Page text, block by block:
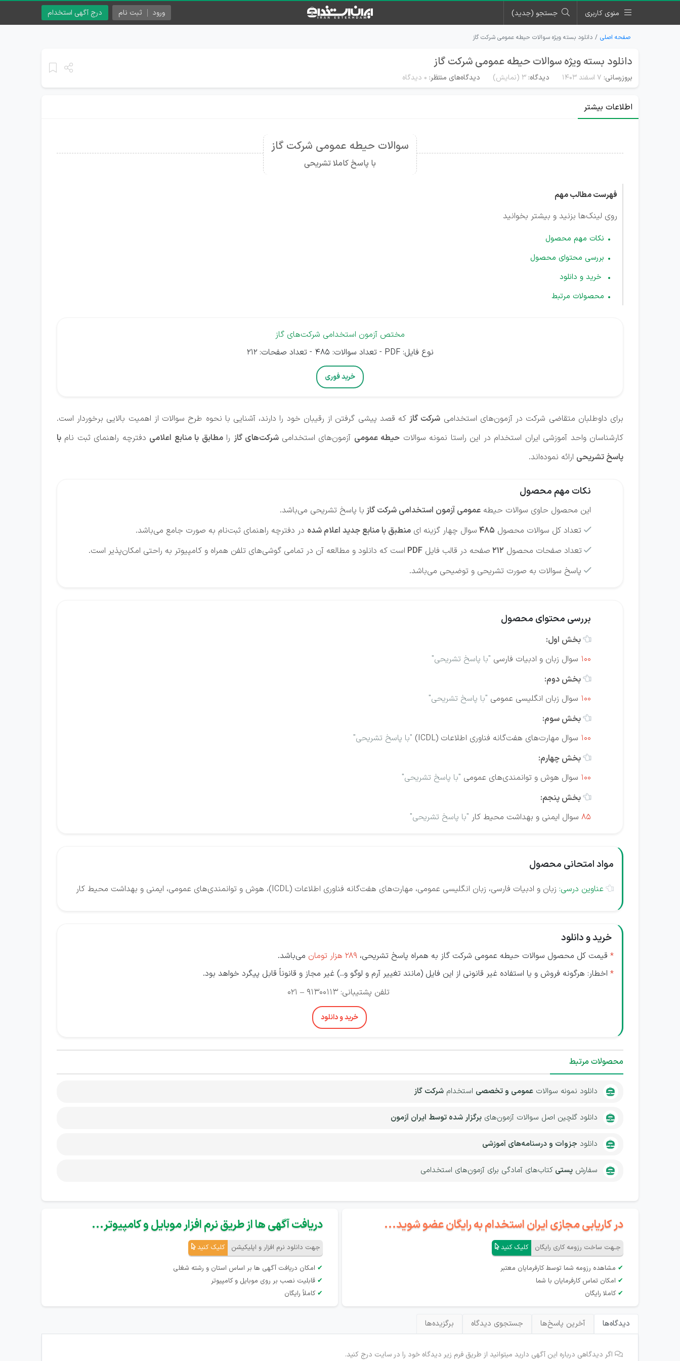
منوی کاربری جستجو (جدید) درج آگهی استخدام ورود ثبت نام
صفحه اصلی دانلود بسته ویژه سوالات حیطه عمومی شرکت گاز
دانلود بسته ویژه سوالات حیطه عمومی شرکت گاز
بروزرسانی: ۷ اسفند ۱۴۰۳ دیدگاه: 3 (نمایش) دیدگاه‌های منتظر: ۰ دیدگاه
اطلاعات بیشتر
سوالات حیطه عمومی شرکت گاز
با پاسخ کاملا تشریحی
فهرست مطالب مهم
روی لینک‌ها بزنید و بیشتر بخوانید
نکات مهم محصول
بررسی محتوای محصول
خرید و دانلود
محصولات مرتبط
مختص آزمون‌ استخدامی شرکت‌های گاز
نوع فایل: PDF - تعداد سوالات: 485 - تعداد صفحات: 212
خرید فوری
برای داوطلبان متقاضی شرکت در آزمون‌های استخدامی شرکت‌ گازکه قصد پیشی گرفتن از رقیبان خود را دارند، آشنایی با نحوه طرح سوالات از اهمیت بالایی برخوردار است.
کارشناسان واحد آموزشی ایران استخدام در این راستا نمونه سوالات حیطه عمومی آزمون‌های استخدامی شرکت‌های گاز رامطابق با منابع اعلامی دفترچه راهنمای ثبت نام با
پاسخ تشریحی ارائه نموده‌اند.
نکات مهم محصول
این محصول حاوی سوالات حیطه عمومی آزمون استخدامی شرکت‌ گاز با پاسخ تشریحی می‌باشد.
 تعداد کل سوالات محصول 485 سوال چهار گزینه ای منطبق با منابع جدید اعلام شده در دفترچه راهنمای ثبت‌نام به صورت جامع می‌باشد.
 تعداد صفحات محصول 212 صفحه در قالب فایل PDF است که دانلود و مطالعه آن در تمامی گوشی‌های تلفن همراه و کامپیوتر به راحتی امکان‌پذیر است.
 پاسخ سوالات به صورت تشریحی و توضیحی می‌باشد.
بررسی محتوای محصول
 بخش اول:
100 سوال زبان و ادبیات فارسی "با پاسخ تشریحی"
 بخش دوم:
100 سوال زبان انگلیسی عمومی "با پاسخ تشریحی"
 بخش سوم:
100 سوال مهارت‌های هفت‌گانه فناوری اطلاعات (ICDL) "با پاسخ تشریحی"
 بخش چهارم:
100 سوال هوش و توانمندی‌های عمومی "با پاسخ تشریحی"
 بخش پنجم:
85 سوال ایمنی و بهداشت محیط کار "با پاسخ تشریحی"
مواد امتحانی محصول
 عناوین درسی: زبان و ادبیات فارسی، زبان انگلیسی عمومی، مهارت‌های هفت‌گانه فناوری اطلاعات (ICDL)، هوش و توانمندی‌های عمومی، ایمنی و بهداشت محیط کار
خرید و دانلود
* قیمت کل محصول سوالات حیطه عمومی شرکت گاز به همراه پاسخ تشریحی، 289 هزار تومان
می‌باشد.
* اخطار: هرگونه فروش و یا استفاده غیر قانونی از این فایل (مانند تغییر آرم و لوگو و..) غیر مجاز و قانوناً قابل پیگرد خواهد بود.
تلفن پشتیبانی: 91300113 – 021
خرید و دانلود
محصولات مرتبط
دانلود نمونه سوالات عمومی و تخصصی استخدام شرکت گاز
دانلود گلچین اصل سوالات آزمون‌های برگزار شده توسط ایران آزمون
دانلود جزوات و درسنامه‌های آموزشی
سفارش پستی کتاب‌های آمادگی برای آزمون‌های استخدامی
در کاریابی مجازی ایران استخدام به رایگان عضو شوید...
جـهت ساخت رزومه کاری رایگان کلیک کنید
✔ مشاهده رزومه شما توسط کارفرمایان معتبر
✔ امکان تماس کارفرمایان با شما
✔ کاملا رایگان
دریافت آگهی ها از طریق نرم افزار موبایل و کامپیوتر...
جهت دانلود نرم افزار و اپلیکیشن کلیک کنید
✔ امکان دریافت آگهی ها بر اساس استان و رشته شغلی
✔ قابلیت نصب بر روی موبایل و کامپیوتر
✔ کاملاً رایگان
دیدگاه‌ها آخرین پاسخ‌ها جستجوی دیدگاه برگزیده‌ها
اگر دیدگاهی درباره این آگهی دارید میتوانید از طریق فرم زیر دیدگاه خود را در سایت درج کنید.